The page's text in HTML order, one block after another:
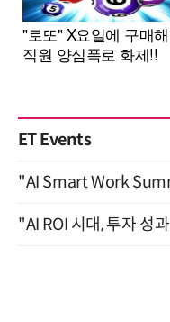
ET Events
"AI Smart Work